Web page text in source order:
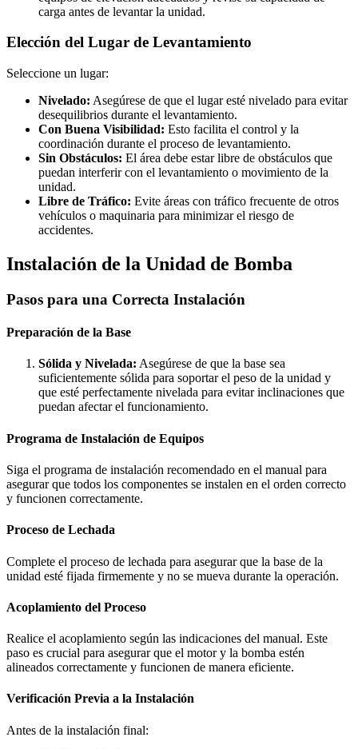
carga antes de levantar la unidad.
Elección del Lugar de Levantamiento
Seleccione un lugar:
Nivelado: Asegúrese de que el lugar esté nivelado para evitar
desequilibrios durante el levantamiento.
Con Buena Visibilidad: Esto facilita el control y la
coordinación durante el proceso de levantamiento.
Sin Obstáculos: El área debe estar libre de obstáculos que
puedan interferir con el levantamiento o movimiento de la
unidad.
Libre de Tráfico: Evite áreas con tráfico frecuente de otros
vehículos o maquinaria para minimizar el riesgo de
accidentes.
Instalación de la Unidad de Bomba
Pasos para una Correcta Instalación
Preparación de la Base
Sólida y Nivelada: Asegúrese de que la base sea
suficientemente sólida para soportar el peso de la unidad y
que esté perfectamente nivelada para evitar inclinaciones que
puedan afectar el funcionamiento.
Programa de Instalación de Equipos
Siga el programa de instalación recomendado en el manual para
asegurar que todos los componentes se instalen en el orden correcto
y funcionen correctamente.
Proceso de Lechada
Complete el proceso de lechada para asegurar que la base de la
unidad esté fijada firmemente y no se mueva durante la operación.
Acoplamiento del Proceso
Realice el acoplamiento según las indicaciones del manual. Este
paso es crucial para asegurar que el motor y la bomba estén
alineados correctamente y funcionen de manera eficiente.
Verificación Previa a la Instalación
Antes de la instalación final: